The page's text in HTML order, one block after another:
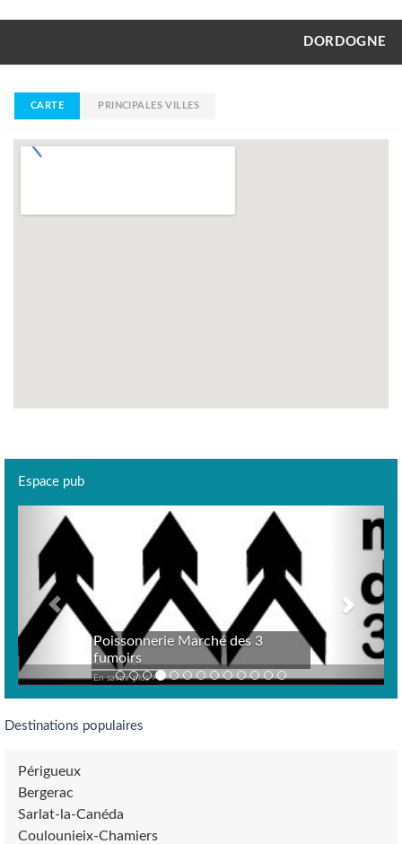
DORDOGNE
CARTE PRINCIPALES VILLES
Espace pub
Poissonnerie Marché des 3
fumoirs
En savoir plus >
Previous
Destinations populaires
Périgueux
Bergerac
Sarlat-la-Canéda
Coulounieix-Chamiers